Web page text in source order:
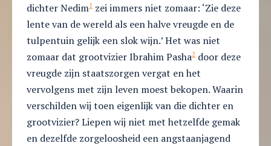
dichter Nedim1 zei immers niet zomaar: ‘Zie deze
lente van de wereld als een halve vreugde en de
tulpentuin gelijk een slok wijn.’ Het was niet
zomaar dat grootvizier Ibrahim Pasha2 door deze
vreugde zijn staatszorgen vergat en het
vervolgens met zijn leven moest bekopen. Waarin
verschilden wij toen eigenlijk van die dichter en
grootvizier? Liepen wij niet met hetzelfde gemak
en dezelfde zorgeloosheid een angstaanjagend